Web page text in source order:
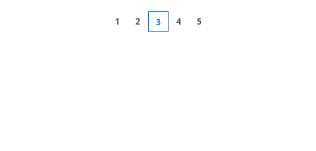
1 2 3 4 5